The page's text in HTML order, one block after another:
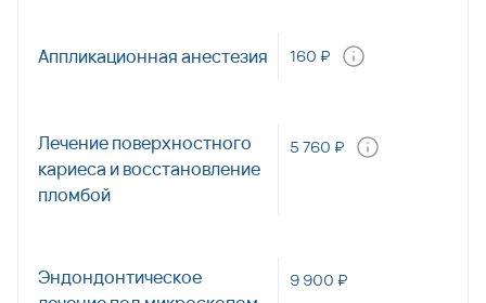
Аппликационная анестезия 160 ₽
Лечение поверхностного
кариеса и восстановление
пломбой
5 760 ₽
Эндондонтическое
9 900 ₽